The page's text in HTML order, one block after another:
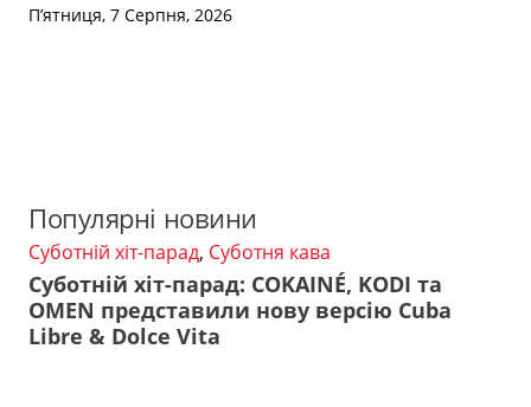
П’ятниця, 7 Серпня, 2026
Популярні новини
Суботній хіт-парад, Суботня кава
Суботній хіт-парад: COKAINÉ, KODI та
OMEN представили нову версію Cuba
Libre & Dolce Vita